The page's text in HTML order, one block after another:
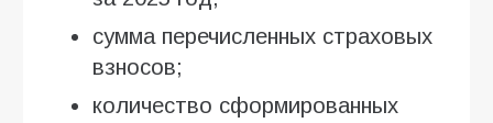
сумма перечисленных страховых
взносов;
количество сформированных